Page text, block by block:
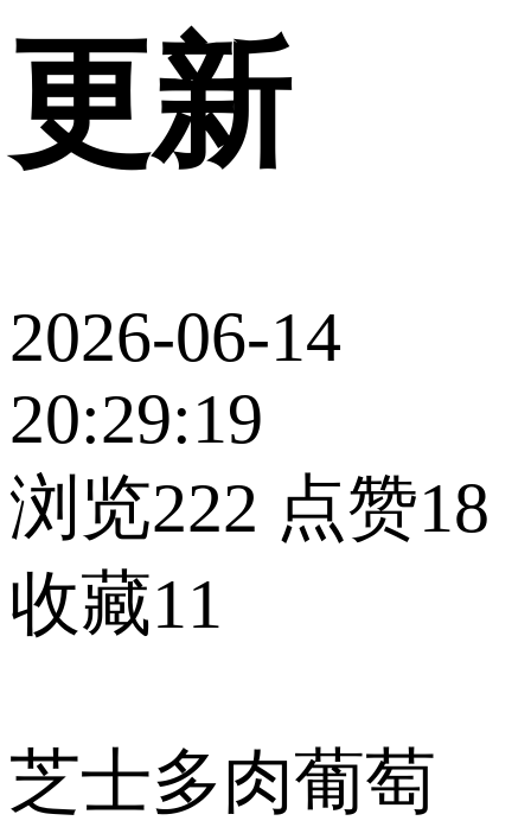
更新
2026-06-14
20:29:19
浏览222 点赞18
收藏11
芝士多肉葡萄